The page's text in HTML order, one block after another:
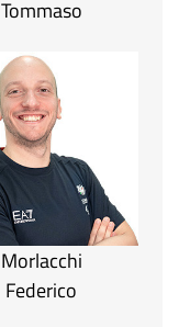
Tommaso
Morlacchi
Federico